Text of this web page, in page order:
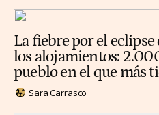
La fiebre por el
los alojamientos:
pueblo en el que más
Sara Carrasco